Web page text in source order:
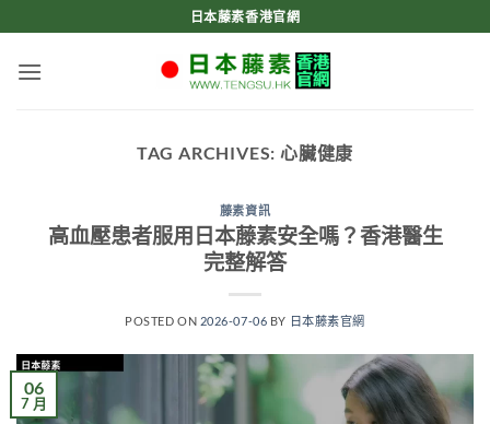
to
content
日本藤素香港官網
TAG ARCHIVES: 心臟健康
藤素資訊
高血壓患者服用日本藤素安全嗎？香港醫生
完整解答
POSTED ON 2026-07-06 BY 日本藤素官網
06
7 月